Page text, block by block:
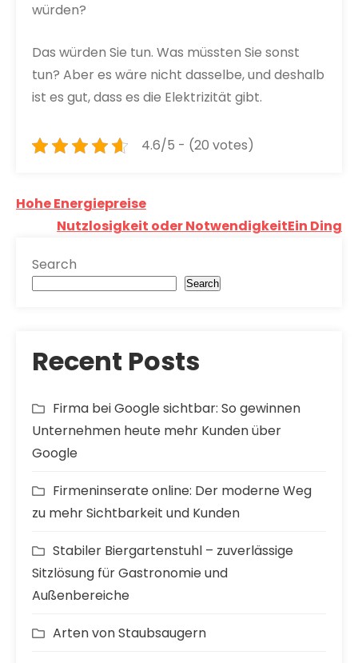
würden?
Das würden Sie tun. Was müssten Sie sonst
tun? Aber es wäre nicht dasselbe, und deshalb
ist es gut, dass es die Elektrizität gibt.
4.6/5 - (20 votes)
Post
navigation
Hohe Energiepreise
Nutzlosigkeit oder NotwendigkeitEin Ding
Search
Search
Recent Posts
Firma bei Google sichtbar: So gewinnen
Unternehmen heute mehr Kunden über
Google
Firmeninserate online: Der moderne Weg
zu mehr Sichtbarkeit und Kunden
Stabiler Biergartenstuhl – zuverlässige
Sitzlösung für Gastronomie und
Außenbereiche
Arten von Staubsaugern